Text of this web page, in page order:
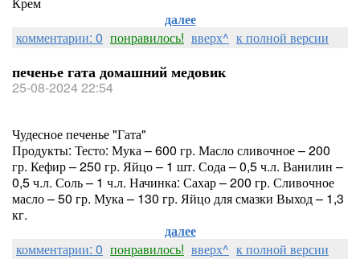
далее
комментарии: 0 понравилось! вверх^ к полной версии
печенье гата домашний медовик
25-08-2024 22:54
Чудесное печенье "Гата"
Продукты: Тесто: Мука – 600 гр. Масло сливочное – 200
гр. Кефир – 250 гр. Яйцо – 1 шт. Сода – 0,5 ч.л. Ванилин –
0,5 ч.л. Соль – 1 ч.л. Начинка: Сахар – 200 гр. Сливочное
масло – 50 гр. Мука – 130 гр. Яйцо для смазки Выход – 1,3
кг.
далее
комментарии: 0 понравилось! вверх^ к полной версии